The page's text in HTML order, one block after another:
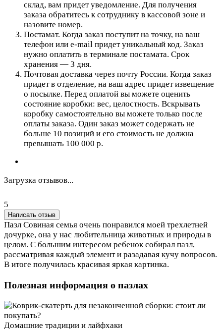
склад, вам придет уведомление. Для получения
заказа обратитесь к сотруднику в кассовой зоне и
назовите номер.
Постамат. Когда заказ поступит на точку, на ваш
телефон или e-mail придет уникальный код. Заказ
нужно оплатить в терминале постамата. Срок
хранения — 3 дня.
Почтовая доставка через почту России. Когда заказ
придет в отделение, на ваш адрес придет извещение
о посылке. Перед оплатой вы можете оценить
состояние коробки: вес, целостность. Вскрывать
коробку самостоятельно вы можете только после
оплаты заказа. Один заказ может содержать не
больше 10 позиций и его стоимость не должна
превышать 100 000 р.
Загрузка отзывов...
5
Написать отзыв
Пазл Совиная семья очень понравился моей трехлетней
дочурке, она у нас любительница животных и природы в
целом. С большим интересом ребенок собирал пазл,
рассматривая каждый элемент и разадавая кучу вопросов.
В итоге получилась красивая яркая картинка.
Полезная информация о пазлах
Домашние традиции и лайфхаки